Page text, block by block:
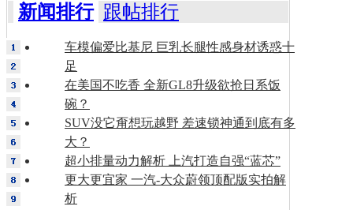
新闻排行 跟帖排行
车模偏爱比基尼 巨乳长腿性感身材诱惑十
足
在美国不吃香 全新GL8升级欲抢日系饭
碗？
SUV没它甭想玩越野 差速锁神通到底有多
大？
超小排量动力解析 上汽打造自强“蓝芯”
更大更宜家 一汽-大众蔚领顶配版实拍解
析